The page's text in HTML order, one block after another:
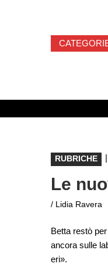
RUBRICHE |
Le
/ Lidia Ravera
Betta restò
ancora sulle
eri».